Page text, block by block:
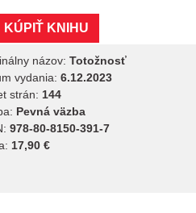
KÚPIŤ KNIHU
názov: Totožnosť
vydania: 6.12.2023
strán: 144
Pevná väzba
978-80-8150-391-7
17,90 €